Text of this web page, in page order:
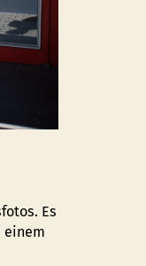
Es
einem